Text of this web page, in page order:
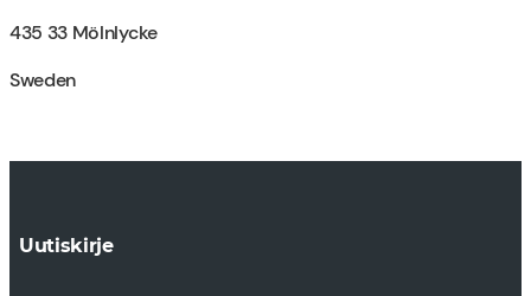
435 33 Mölnlycke
Sweden
Uutiskirje